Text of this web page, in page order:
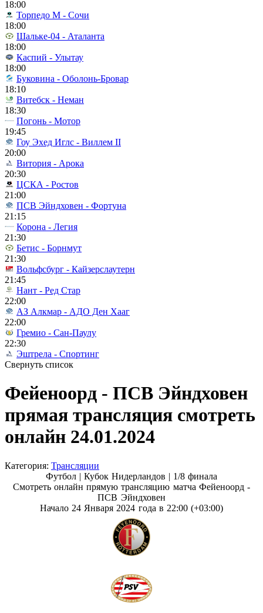
18:00
Торпедо М - Сочи
18:00
Шальке-04 - Аталанта
18:00
Каспий - Улытау
18:00
Буковина - Оболонь-Бровар
18:10
Витебск - Неман
18:30
Погонь - Мотор
19:45
Гоу Эхед Иглс - Виллем II
20:00
Витория - Арока
20:30
ЦСКА - Ростов
21:00
ПСВ Эйндховен - Фортуна
21:15
Корона - Легия
21:30
Бетис - Борнмут
21:30
Вольфсбург - Кайзерслаутерн
21:45
Нант - Ред Стар
22:00
АЗ Алкмар - АДО Ден Хааг
22:00
Гремио - Сан-Паулу
22:30
Эштрела - Спортинг
Свернуть список
Фейеноорд - ПСВ Эйндховен
прямая трансляция смотреть
онлайн 24.01.2024
Категория: Трансляции
Футбол | Кубок Нидерландов | 1/8 финала
Смотреть онлайн прямую трансляцию матча Фейеноорд -
ПСВ Эйндховен
Начало 24 Января 2024 года в 22:00 (+03:00)